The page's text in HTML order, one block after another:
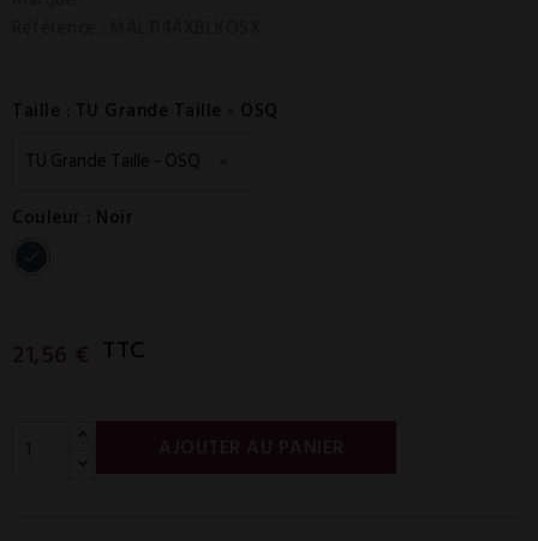
Taille : TU Grande Taille - OSQ
Couleur : Noir
TTC